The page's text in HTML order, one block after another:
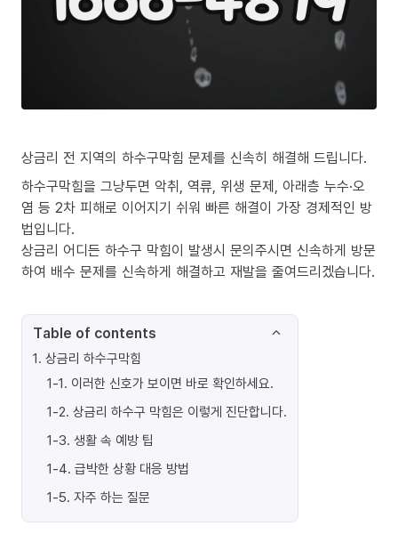
상금리 전 지역의 하수구막힘 문제를 신속히 해결해 드립니다.
하수구막힘을 그냥두면 악취, 역류, 위생 문제, 아래층 누수·오
염 등 2차 피해로 이어지기 쉬워 빠른 해결이 가장 경제적인 방
법입니다.
상금리 어디든 하수구 막힘이 발생시 문의주시면 신속하게 방문
하여 배수 문제를 신속하게 해결하고 재발을 줄여드리겠습니다.
Table of contents
1. 상금리 하수구막힘
1-1. 이러한 신호가 보이면 바로 확인하세요.
1-2. 상금리 하수구 막힘은 이렇게 진단합니다.
1-3. 생활 속 예방 팁
1-4. 급박한 상황 대응 방법
1-5. 자주 하는 질문